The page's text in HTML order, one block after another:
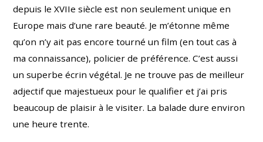
depuis le XVIIe siècle est non seulement unique en
Europe mais d’une rare beauté. Je m’étonne même
qu’on n’y ait pas encore tourné un film (en tout cas à
ma connaissance), policier de préférence. C’est aussi
un superbe écrin végétal. Je ne trouve pas de meilleur
adjectif que majestueux pour le qualifier et j’ai pris
beaucoup de plaisir à le visiter. La balade dure environ
une heure trente.